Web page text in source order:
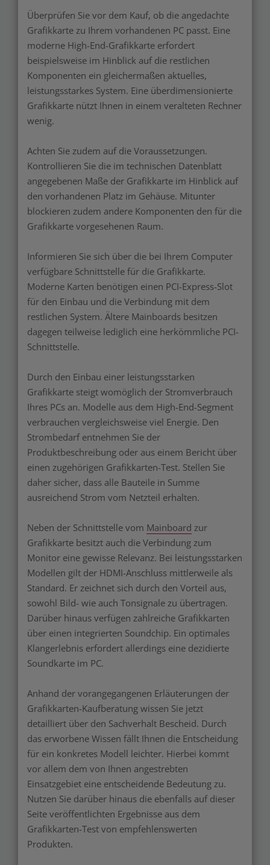
Überprüfen Sie vor dem Kauf, ob die angedachte
Grafikkarte zu Ihrem vorhandenen PC passt. Eine
moderne High-End-Grafikkarte erfordert
beispielsweise im Hinblick auf die restlichen
Komponenten ein gleichermaßen aktuelles,
leistungsstarkes System. Eine überdimensionierte
Grafikkarte nützt Ihnen in einem veralteten Rechner
wenig.
Achten Sie zudem auf die Voraussetzungen.
Kontrollieren Sie die im technischen Datenblatt
angegebenen Maße der Grafikkarte im Hinblick auf
den vorhandenen Platz im Gehäuse. Mitunter
blockieren zudem andere Komponenten den für die
Grafikkarte vorgesehenen Raum.
Informieren Sie sich über die bei Ihrem Computer
verfügbare Schnittstelle für die Grafikkarte.
Moderne Karten benötigen einen PCI-Express-Slot
für den Einbau und die Verbindung mit dem
restlichen System. Ältere Mainboards besitzen
dagegen teilweise lediglich eine herkömmliche PCI-
Schnittstelle.
Durch den Einbau einer leistungsstarken
Grafikkarte steigt womöglich der Stromverbrauch
Ihres PCs an. Modelle aus dem High-End-Segment
verbrauchen vergleichsweise viel Energie. Den
Strombedarf entnehmen Sie der
Produktbeschreibung oder aus einem Bericht über
einen zugehörigen Grafikkarten-Test. Stellen Sie
daher sicher, dass alle Bauteile in Summe
ausreichend Strom vom Netzteil erhalten.
Neben der Schnittstelle vom Mainboard zur
Grafikkarte besitzt auch die Verbindung zum
Monitor eine gewisse Relevanz. Bei leistungsstarken
Modellen gilt der HDMI-Anschluss mittlerweile als
Standard. Er zeichnet sich durch den Vorteil aus,
sowohl Bild- wie auch Tonsignale zu übertragen.
Darüber hinaus verfügen zahlreiche Grafikkarten
über einen integrierten Soundchip. Ein optimales
Klangerlebnis erfordert allerdings eine dezidierte
Soundkarte im PC.
Anhand der vorangegangenen Erläuterungen der
Grafikkarten-Kaufberatung wissen Sie jetzt
detailliert über den Sachverhalt Bescheid. Durch
das erworbene Wissen fällt Ihnen die Entscheidung
für ein konkretes Modell leichter. Hierbei kommt
vor allem dem von Ihnen angestrebten
Einsatzgebiet eine entscheidende Bedeutung zu.
Nutzen Sie darüber hinaus die ebenfalls auf dieser
Seite veröffentlichten Ergebnisse aus dem
Grafikkarten-Test von empfehlenswerten
Produkten.